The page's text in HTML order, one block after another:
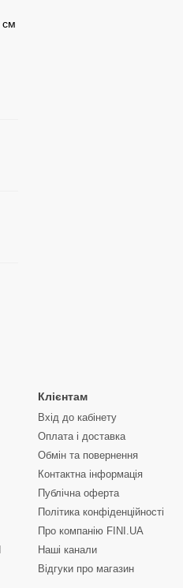
см
Клієнтам
Вхід до кабінету
Оплата і доставка
Обмін та повернення
Контактна інформація
Публічна оферта
Політика конфіденційності
Про компанію FINI.UA
Наші канали
Відгуки про магазин